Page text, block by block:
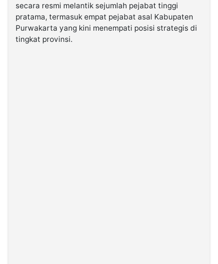
Kabarbaru.co
2026
secara resmi melantik sejumlah pejabat tinggi
pratama, termasuk empat pejabat asal Kabupaten
Purwakarta yang kini menempati posisi strategis di
tingkat provinsi.